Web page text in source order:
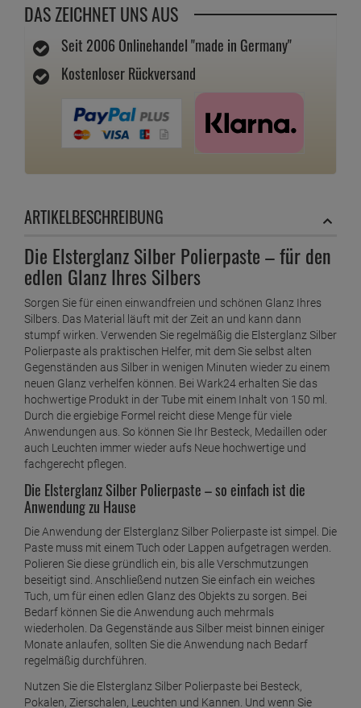
DAS ZEICHNET UNS AUS
Seit 2006 Onlinehandel "made in Germany"
Kostenloser Rückversand
ARTIKELBESCHREIBUNG
Die Elsterglanz Silber Polierpaste – für den
edlen Glanz Ihres Silbers
Sorgen Sie für einen einwandfreien und schönen Glanz Ihres
Silbers. Das Material läuft mit der Zeit an und kann dann
stumpf wirken. Verwenden Sie regelmäßig die Elsterglanz Silber
Polierpaste als praktischen Helfer, mit dem Sie selbst alten
Gegenständen aus Silber in wenigen Minuten wieder zu einem
neuen Glanz verhelfen können. Bei Wark24 erhalten Sie das
hochwertige Produkt in der Tube mit einem Inhalt von 150 ml.
Durch die ergiebige Formel reicht diese Menge für viele
Anwendungen aus. So können Sie Ihr Besteck, Medaillen oder
auch Leuchten immer wieder aufs Neue hochwertige und
fachgerecht pflegen.
Die Elsterglanz Silber Polierpaste – so einfach ist die
Anwendung zu Hause
Die Anwendung der Elsterglanz Silber Polierpaste ist simpel. Die
Paste muss mit einem Tuch oder Lappen aufgetragen werden.
Polieren Sie diese gründlich ein, bis alle Verschmutzungen
beseitigt sind. Anschließend nutzen Sie einfach ein weiches
Tuch, um für einen edlen Glanz des Objekts zu sorgen. Bei
Bedarf können Sie die Anwendung auch mehrmals
wiederholen. Da Gegenstände aus Silber meist binnen einiger
Monate anlaufen, sollten Sie die Anwendung nach Bedarf
regelmäßig durchführen.
Nutzen Sie die Elsterglanz Silber Polierpaste bei Besteck,
Pokalen, Zierschalen, Leuchten und Kannen. Und wenn Sie